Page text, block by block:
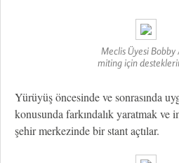
Meclis Üyesi Bobby
miting için
Yürüyüş öncesinde ve sonrasında
konusunda farkındalık yaratmak
şehir merkezinde bir stant açtılar.